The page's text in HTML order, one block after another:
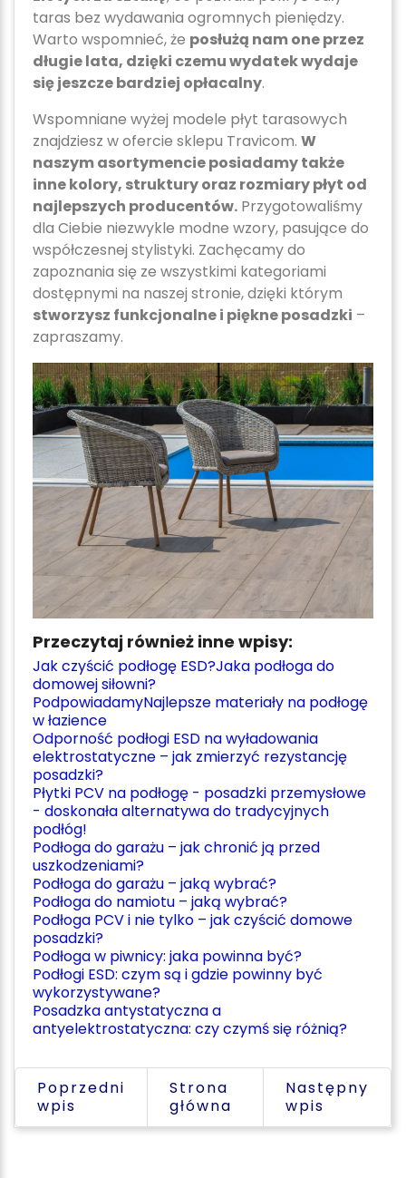
taras bez wydawania ogromnych pieniędzy.
Warto wspomnieć, że posłużą nam one przez
długie lata, dzięki czemu wydatek wydaje
się jeszcze bardziej opłacalny.
Wspomniane wyżej modele płyt tarasowych
znajdziesz w ofercie sklepu Travicom. W
naszym asortymencie posiadamy także
inne kolory, struktury oraz rozmiary płyt od
najlepszych producentów. Przygotowaliśmy
dla Ciebie niezwykle modne wzory, pasujące do
współczesnej stylistyki. Zachęcamy do
zapoznania się ze wszystkimi kategoriami
dostępnymi na naszej stronie, dzięki którym
stworzysz funkcjonalne i piękne posadzki –
zapraszamy.
Przeczytaj również inne wpisy:
Jak czyścić podłogę ESD?Jaka podłoga do
domowej siłowni?
PodpowiadamyNajlepsze materiały na podłogę
w łazience
Odporność podłogi ESD na wyładowania
elektrostatyczne – jak zmierzyć rezystancję
posadzki?
Płytki PCV na podłogę - posadzki przemysłowe
- doskonała alternatywa do tradycyjnych
podłóg!
Podłoga do garażu – jak chronić ją przed
uszkodzeniami?
Podłoga do garażu – jaką wybrać?
Podłoga do namiotu – jaką wybrać?
Podłoga PCV i nie tylko – jak czyścić domowe
posadzki?
Podłoga w piwnicy: jaka powinna być?
Podłogi ESD: czym są i gdzie powinny być
wykorzystywane?
Posadzka antystatyczna a
antyelektrostatyczna: czy czymś się różnią?
Poprzedni
wpis
Strona
główna
Następny
wpis